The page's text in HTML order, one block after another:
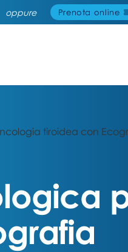
oppure Prenota online
tiroidea con